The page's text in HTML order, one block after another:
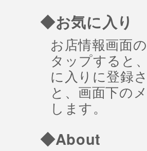
◆お気に入り
お店情報画面
タップすると
に入りに登録
と、画面下の
します。
◆About